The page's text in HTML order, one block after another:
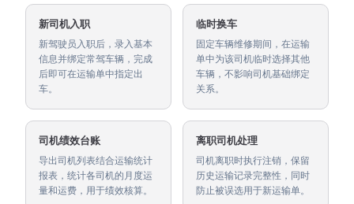
新司机入职
新驾驶员入职后，录入基本
信息并绑定常驾车辆，完成
后即可在运输单中指定出
车。
临时换车
固定车辆维修期间，在运输
单中为该司机临时选择其他
车辆，不影响司机基础绑定
关系。
司机绩效台账
导出司机列表结合运输统计
报表，统计各司机的月度运
量和运费，用于绩效核算。
离职司机处理
司机离职时执行注销，保留
历史运输记录完整性，同时
防止被误选用于新运输单。